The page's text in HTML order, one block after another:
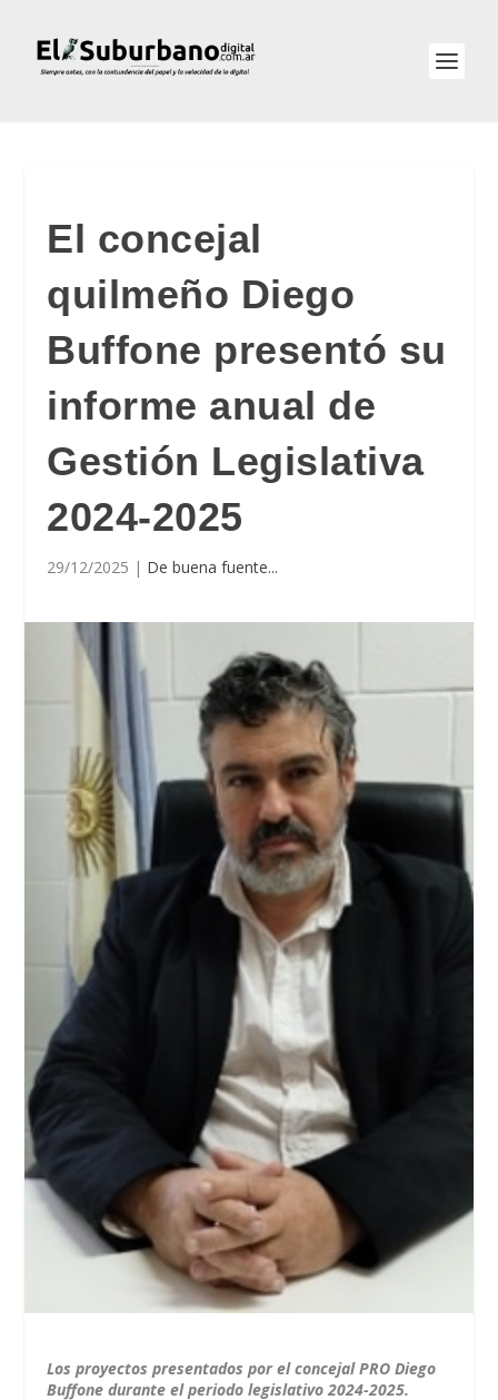
El concejal
quilmeño Diego
Buffone presentó su
informe anual de
Gestión Legislativa
2024-2025
29/12/2025 | De buena fuente...
Los proyectos presentados por el concejal PRO Diego
Buffone durante el periodo legislativo 2024-2025.